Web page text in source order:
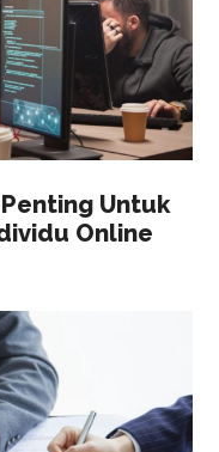
Untuk
Online